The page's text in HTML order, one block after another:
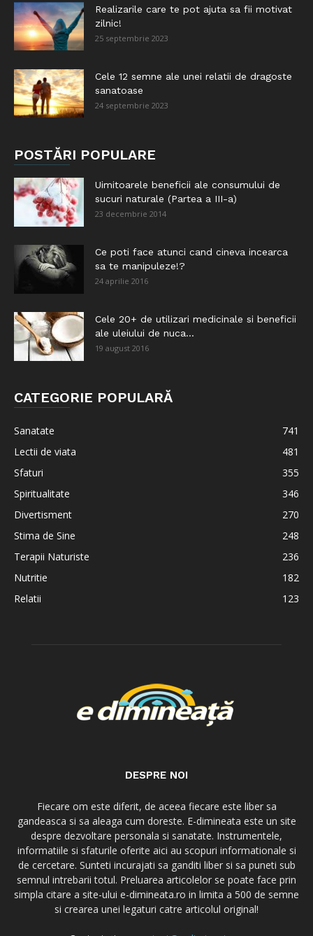
Realizarile care te pot ajuta sa fii motivat
zilnic!
25 septembrie 2023
Cele 12 semne ale unei relatii de dragoste
sanatoase
24 septembrie 2023
POSTĂRI POPULARE
Uimitoarele beneficii ale consumului de
sucuri naturale (Partea a III-a)
23 decembrie 2014
Ce poti face atunci cand cineva incearca
sa te manipuleze!?
24 aprilie 2016
Cele 20+ de utilizari medicinale si beneficii
ale uleiului de nuca...
19 august 2016
CATEGORIE POPULARĂ
Sanatate
741
Lectii de viata
481
Sfaturi
355
Spiritualitate
346
Divertisment
270
Stima de Sine
248
Terapii Naturiste
236
Nutritie
182
Relatii
123
DESPRE NOI
Fiecare om este diferit, de aceea fiecare este liber sa
gandeasca si sa aleaga cum doreste. E-dimineata este un site
despre dezvoltare personala si sanatate. Instrumentele,
informatiile si sfaturile oferite aici au scopuri informationale si
de cercetare. Sunteti incurajati sa ganditi liber si sa puneti sub
semnul intrebarii totul. Preluarea articolelor se poate face prin
simpla citare a site-ului e-dimineata.ro in limita a 500 de semne
si crearea unei legaturi catre articolul original!